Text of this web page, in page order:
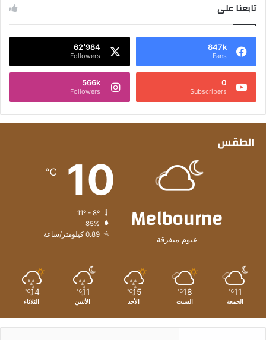
تابعنا على
847k
Fans
62٬984
Followers
0
Subscribers
566k
Followers
الطقس
Melbourne
غيوم متفرقة
10
℃
85%
0.89 كيلومتر/ساعة
11
℃
الجمعة
18
℃
السبت
15
℃
الأحد
11
℃
الأثنين
14
℃
الثلاثاء